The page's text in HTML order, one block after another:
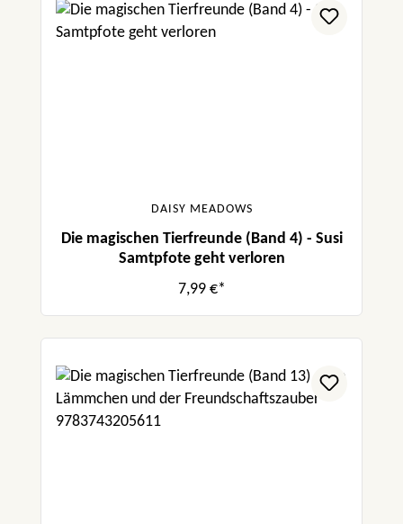
DAISY MEADOWS
Die magischen Tierfreunde (Band 4) - Susi
Samtpfote geht verloren
7,99 €*